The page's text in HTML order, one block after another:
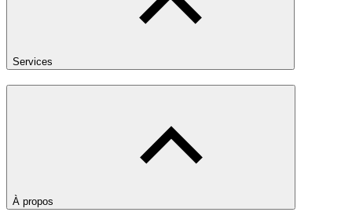
Services
À propos